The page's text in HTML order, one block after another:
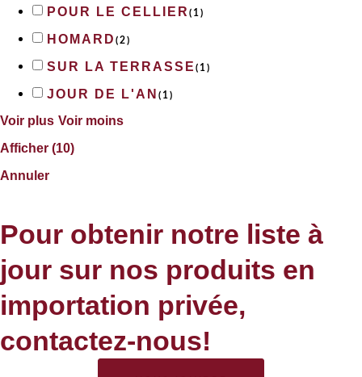
POUR LE CELLIER ( 1 )
HOMARD (2)
SUR LA TERRASSE ( 1 )
JOUR DE L'AN ( 1 )
Voir plus Voir moins
Afficher (10)
Annuler
Pour obtenir notre liste à
jour sur nos produits en
importation privée,
contactez-nous!